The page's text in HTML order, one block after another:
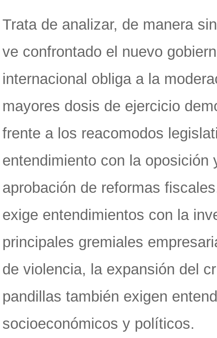
Trata de analizar, de manera
ve confrontado el nuevo
internacional obliga a la
mayores dosis de ejercicio
frente a los reacomodos
entendimiento con la
aprobación de reformas
exige entendimientos con la
principales gremiales
de violencia, la expansión del
pandillas también exigen
socioeconómicos y políticos.